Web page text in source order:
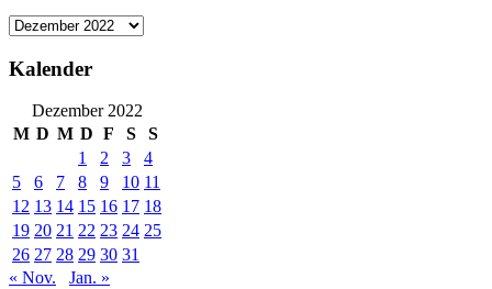
Archiv
Kalender
Dezember 2022
M D M D F S
S
1
2 3
4
5
6 7 8 9 10 11
12 13 14 15 16 17 18
19 20 21 22 23 24 25
26 27 28 29 30 31
« Nov.
Jan. »